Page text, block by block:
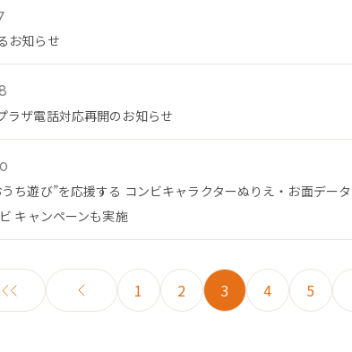
お知らせ
ラザ電話対応再開のお知らせ
ち遊び”を応援する コンビキャラクターぬりえ・お面デー
キャンペーンも実施
1 2 3 4 5